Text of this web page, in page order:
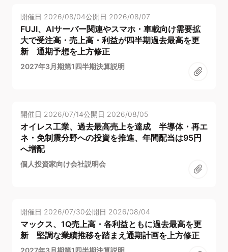
開催日 2026/08/04公開日 2026/08/07
FUJI、AIサーバー関連やスマホ・車載向け需要拡
大で受注高・売上高・利益が四半期過去最高を更
新 通期予想を上方修正
2027年3月期第1四半期決算説明
開催日 2026/07/14公開日 2026/08/05
オイレス工業、過去最高売上を達成 半導体・再エ
ネ・免制震分野への投資を推進、年間配当は95円
へ増配
個人投資家向け会社説明会
開催日 2026/07/30公開日 2026/08/04
マックス、1Q売上高・各利益ともに過去最高を更
新 堅調な業績推移を踏まえ通期計画を上方修正
2027年3月期第1四半期決算説明